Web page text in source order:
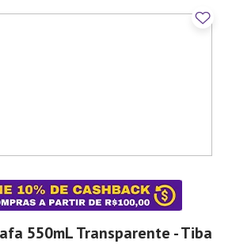
550mL Transparente - Tiba